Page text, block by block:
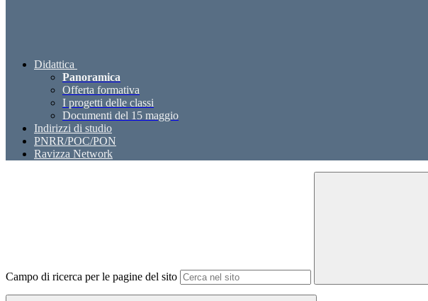
Didattica
Panoramica
Offerta formativa
I progetti delle classi
Documenti del 15 maggio
Indirizzi di studio
PNRR/POC/PON
Ravizza Network
Campo di ricerca per le pagine del sito